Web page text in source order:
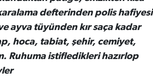
defterinden polis hafiyesi
ayva tüyünden kır saça kadar
hoca, tabiat, şehir, cemiyet,
Ruhuma istifledikleri hazırlop